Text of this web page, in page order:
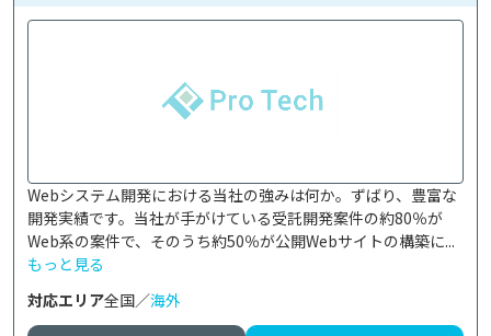
Webシステム開発における当社の強みは何か。ずばり、豊富な
開発実績です。当社が手がけている受託開発案件の約80％が
Web系の案件で、そのうち約50％が公開Webサイトの構築に...
もっと見る
対応エリア全国／海外